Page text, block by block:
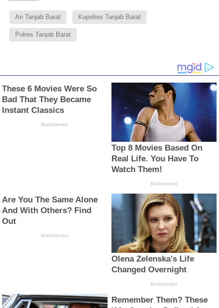
An Tanjab Barat Kapolres Tanjab Barat
Polres Tanjab Barat